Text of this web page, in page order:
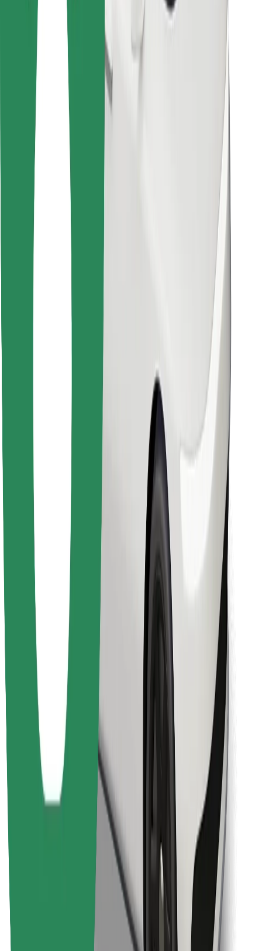
Безпека
Замовляй поїздку за лічені хвилини!
Завантажити застосунок Bolt
Знайди твою улюблену страву чи їжу!
Завантажити застосунок Bolt Food